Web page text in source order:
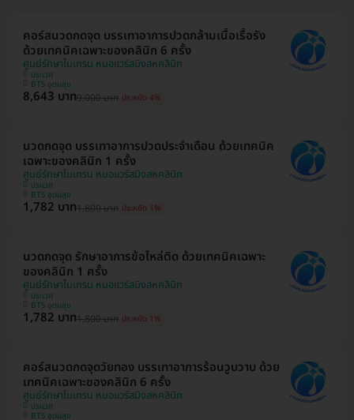
คอร์สนวดกดจุด บรรเทาอาการปวดกล้ามเนื้อเรื้อรัง
ด้วยเทคนิคเฉพาะของคลินิก 6 ครั้ง
ศูนย์รักษาไมเกรน หมอแวร์สมิงสหคลินิก
ประเวศ
BTS อุดมสุข
8,643 บาท9,000 บาท ประหยัด 4%
นวดกดจุด บรรเทาอาการปวดประจำเดือน ด้วยเทคนิค
เฉพาะของคลินิก 1 ครั้ง
ศูนย์รักษาไมเกรน หมอแวร์สมิงสหคลินิก
ประเวศ
BTS อุดมสุข
1,782 บาท1,800 บาท ประหยัด 1%
นวดกดจุด รักษาอาการข้อไหล่ติด ด้วยเทคนิคเฉพาะ
ของคลินิก 1 ครั้ง
ศูนย์รักษาไมเกรน หมอแวร์สมิงสหคลินิก
ประเวศ
BTS อุดมสุข
1,782 บาท1,800 บาท ประหยัด 1%
คอร์สนวดกดจุดวัยทอง บรรเทาอาการร้อนวูบวาบ ด้วย
เทคนิคเฉพาะของคลินิก 6 ครั้ง
ศูนย์รักษาไมเกรน หมอแวร์สมิงสหคลินิก
ประเวศ
BTS อุดมสุข